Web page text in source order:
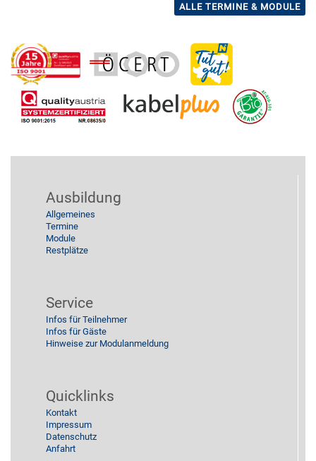
ALLE TERMINE & MODULE
Ausbildung
Allgemeines
Termine
Module
Restplätze
Service
Infos für Teilnehmer
Infos für Gäste
Hinweise zur Modulanmeldung
Quicklinks
Kontakt
Impressum
Datenschutz
Anfahrt